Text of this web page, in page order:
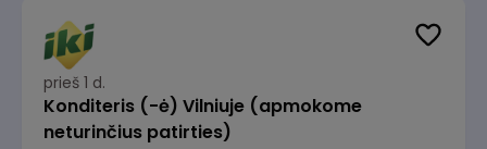
prieš 1 d.
Konditeris (-ė) Vilniuje (apmokome
neturinčius patirties)